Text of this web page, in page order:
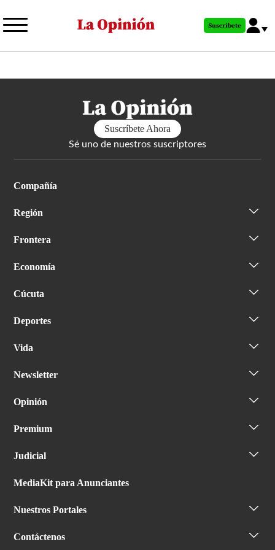
al
principal
Suscríbete
Suscríbete Ahora
Sé uno de nuestros suscriptores
Compañía
Región
Frontera
Economía
Cúcuta
Deportes
Vida
Newsletter
Opinión
Premium
Judicial
MediaKit para Anunciantes
Nuestros Portales
Contáctenos